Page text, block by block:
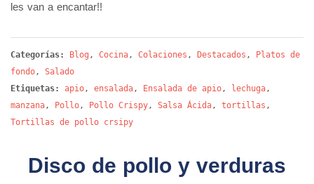
les van a encantar!!
Categorías: Blog , Cocina, Colaciones , Destacados ,
Platos de
fondo, Salado
Etiquetas:
apio, ensalada, Ensalada de apio, lechuga,
manzana, Pollo, Pollo Crispy, Salsa Ácida, tortillas ,
Tortillas de pollo crsipy
Disco de pollo y verduras